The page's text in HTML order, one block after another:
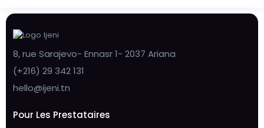
8, rue Sarajevo- Ennasr 1- 2037 Ariana
(+216) 29 342 131
hello@ijeni.tn
Pour Les Prestataires